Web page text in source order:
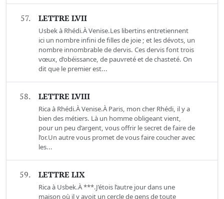
57. LETTRE LVII
Usbek à Rhédi.À Venise.Les libertins entretiennent
ici un nombre infini de filles de joie ; et les dévots, un
nombre innombrable de dervis. Ces dervis font trois
vœux, d’obéissance, de pauvreté et de chasteté. On
dit que le premier est...
58. LETTRE LVIII
Rica à Rhédi.À Venise.À Paris, mon cher Rhédi, il y a
bien des métiers. Là un homme obligeant vient,
pour un peu d’argent, vous offrir le secret de faire de
l’or.Un autre vous promet de vous faire coucher avec
les...
59. LETTRE LIX
Rica à Usbek.À ***.J’étois l’autre jour dans une
maison où il y avoit un cercle de gens de toute